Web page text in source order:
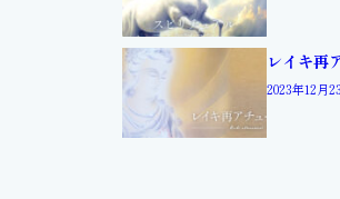
レイキ再
2023年12月